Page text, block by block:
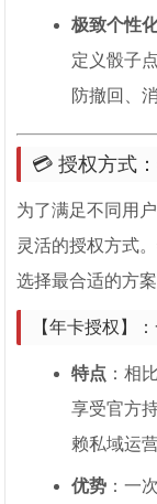
极致个性
定义骰子
防撤回、
💳 授权方式
为了满足不同用
灵活的授权方式。
选择最合适的方
【年卡授权】
特点 ：相
享受官方
赖私域运
优势 ：一